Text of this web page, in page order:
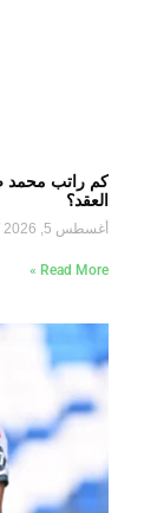
كم راتب محمد
العقد؟
أغسطس 5, 2026
Read More »